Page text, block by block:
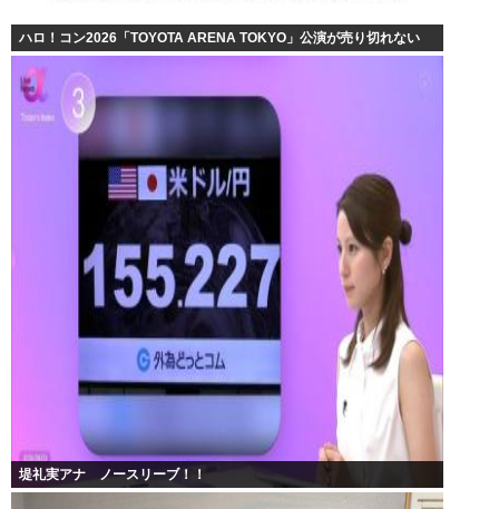
ハロ！コン2026「TOYOTA ARENA TOKYO」公演が売り切れない
堤礼実アナ ノースリーブ！！